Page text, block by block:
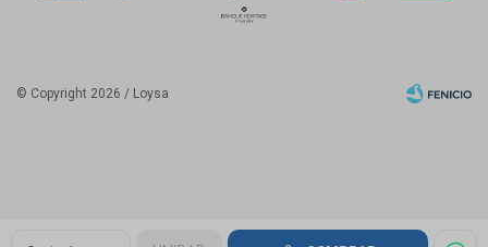
© Copyright 2026 / Loysa
Fenicio